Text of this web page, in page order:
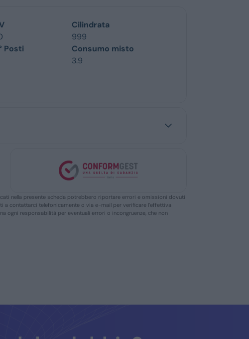
Cilindrata
999
Posti
Consumo misto
3.9
nella presente scheda potrebbero riportare errori e omissioni dovuti
a contattarci telefonicamente o via e-mail per verificare l’effettiva
ogni responsabilità per eventuali errori o incongruenze, che non